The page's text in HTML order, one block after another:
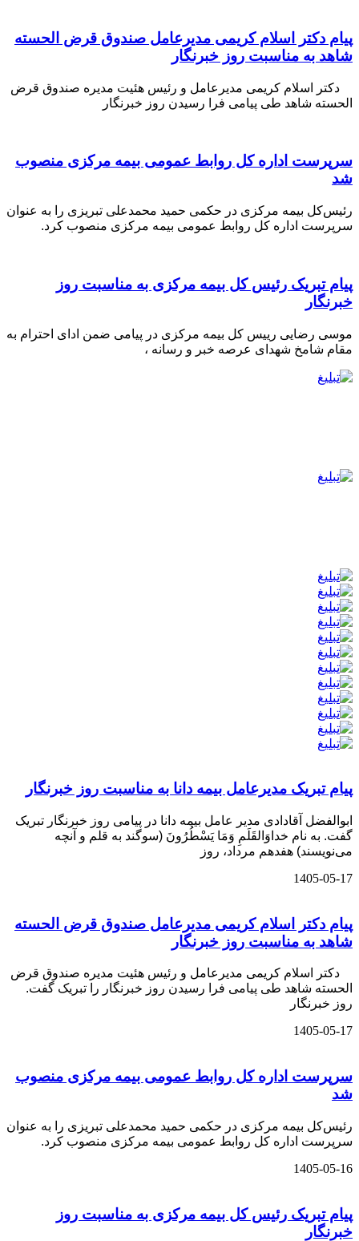
پیام دکتر اسلام کریمی مدیرعامل صندوق قرض الحسته
شاهد به مناسبت روز خبرنگار
دکتر اسلام کریمی مدیرعامل و رئیس هئیت مدیره صندوق قرض
الحسته شاهد طی پیامی فرا رسیدن روز خبرنگار
سرپرست اداره كل روابط عمومی بیمه مركزی منصوب
شد
رئیس‌کل بیمه مرکزی در حکمی حمید محمدعلی تبریزی را به عنوان
سرپرست اداره کل روابط عمومی بیمه مرکزی منصوب کرد.
پیام تبریک رئیس کل بیمه مرکزی به مناسبت روز
خبرنگار
موسی رضایی رییس کل بیمه مرکزی در پیامی ضمن ادای احترام به
مقام شامخ شهدای عرصه خبر و رسانه ،
پیام ‌تبریک‌ مدیرعامل بیمه دانا به مناسبت روز خبرنگار
ابوالفضل آقادادی مدیر عامل بیمه دانا در پیامی روز خبرنگار تبریک
گفت. به نام خداوَالقَلَمِ وَمَا یَسْطُرُونَ (سوگند به قلم و آنچه
می‌نویسند) هفدهم مرداد، روز
1405-05-17
پیام دکتر اسلام کریمی مدیرعامل صندوق قرض الحسته
شاهد به مناسبت روز خبرنگار
دکتر اسلام کریمی مدیرعامل و رئیس هئیت مدیره صندوق قرض
الحسته شاهد طی پیامی فرا رسیدن روز خبرنگار را تبریک گفت.
روز خبرنگار
1405-05-17
سرپرست اداره كل روابط عمومی بیمه مركزی منصوب
شد
رئیس‌کل بیمه مرکزی در حکمی حمید محمدعلی تبریزی را به عنوان
سرپرست اداره کل روابط عمومی بیمه مرکزی منصوب کرد.
1405-05-16
پیام تبریک رئیس کل بیمه مرکزی به مناسبت روز
خبرنگار